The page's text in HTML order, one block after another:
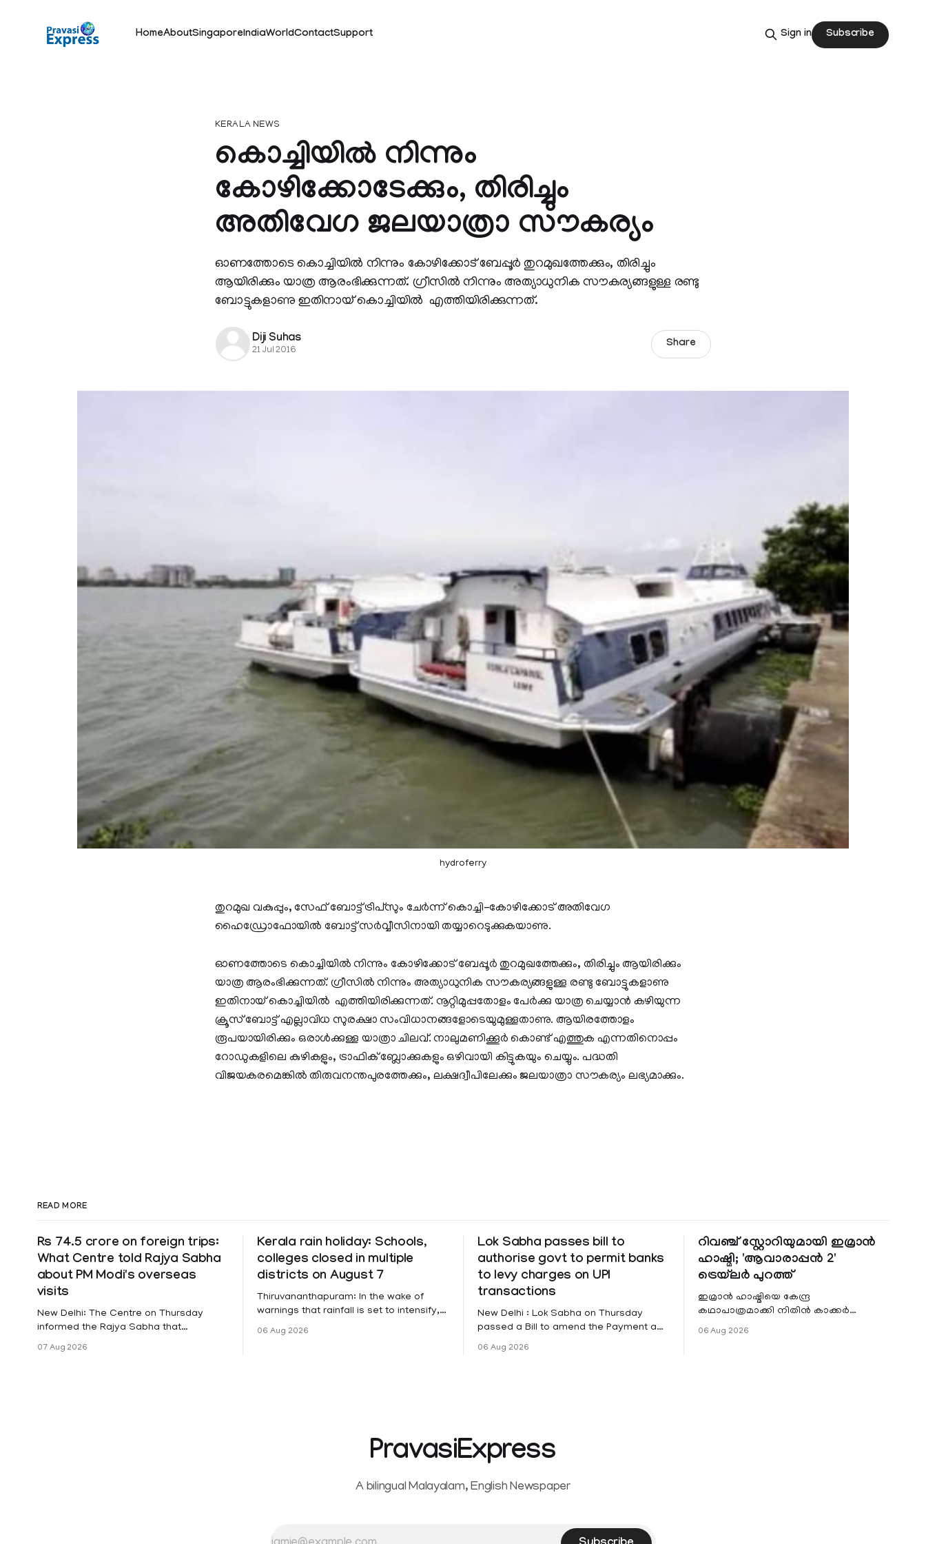
HomeAboutSingaporeIndiaWorldContactSupport Sign in Subscribe
KERALA NEWS
കൊച്ചിയില്‍ നിന്നും
കോഴിക്കോടേക്കും, തിരിച്ചും
അതിവേഗ ജലയാത്രാ സൗകര്യം
ഓണത്തോടെ കൊച്ചിയില്‍ നിന്നും കോഴിക്കോട്‌ ബേപ്പൂര്‍ തുറമുഖത്തേക്കും, തിരിച്ചും
ആയിരിക്കും യാത്ര ആരംഭിക്കുന്നത്‌. ഗ്രീസില്‍ നിന്നും അത്യാധുനിക സൗകര്യങ്ങളുള്ള രണ്ടു
ബോട്ടുകളാണു ഇതിനായ് കൊച്ചിയില്‍ ‌ എത്തിയിരിക്കുന്നത്‌.
Diji Suhas
21 Jul 2016
Share
hydroferry
തുറമുഖ വകുപ്പും, സേഫ്‌ ബോട്ട്‌ ട്രിപ്സും ചേര്‍ന്ന് കൊച്ചി-കോഴിക്കോട്‌ അതിവേഗ
ഹൈഡ്രോഫോയില്‍ ബോട്ട്‌ സര്‍വ്വീസിനായി തയ്യാറെടുക്കുകയാണു.
ഓണത്തോടെ കൊച്ചിയില്‍ നിന്നും കോഴിക്കോട്‌ ബേപ്പൂര്‍ തുറമുഖത്തേക്കും, തിരിച്ചും ആയിരിക്കും
യാത്ര ആരംഭിക്കുന്നത്‌. ഗ്രീസില്‍ നിന്നും അത്യാധുനിക സൗകര്യങ്ങളുള്ള രണ്ടു ബോട്ടുകളാണു
ഇതിനായ് കൊച്ചിയില്‍ ‌ എത്തിയിരിക്കുന്നത്‌. നൂറ്റിമുപ്പതോളം പേര്‍ക്കു യാത്ര ചെയ്യാൻ കഴിയുന്ന
ക്രൂസ്‌ ബോട്ട്‌ എല്ലാവിധ സുരക്ഷാ സംവിധാനങ്ങളോടെയുമുള്ളതാണു. ആയിരത്തോളം
രൂപയായിരിക്കും ഒരാള്‍ക്കുള്ള യാത്രാ ചിലവ്‌. നാലുമണിക്കൂര്‍ കൊണ്ട്‌ എത്തുക എന്നതിനൊപ്പം
റോഡുകളിലെ കുഴികളും, ട്രാഫിക്‌ ബ്ലോക്കുകളും ഒഴിവായി കിട്ടുകയും ചെയ്യും. പദ്ധതി
വിജയകരമെങ്കില്‍ തിരുവനന്തപുരത്തേക്കും, ലക്ഷദ്വീപിലേക്കും ജലയാത്രാ സൗകര്യം ലഭ്യമാക്കും.
READ MORE
Rs 74.5 crore on foreign trips:
What Centre told Rajya Sabha
about PM Modi's overseas
visits
New Delhi: The Centre on Thursday
informed the Rajya Sabha that
Modi's foreign visits has crossed ₹74.5
07 Aug 2026
Kerala rain holiday: Schools,
colleges closed in multiple
districts on August 7
Thiruvananthapuram: In the wake of
warnings that rainfall is set to intensify,
Friday for educational institutions across
06 Aug 2026
Lok Sabha passes bill to
authorise govt to permit banks
to levy charges on UPI
transactions
New Delhi : Lok Sabha on Thursday
passed a Bill to amend the Payment and
authorises the government to permit
06 Aug 2026
റിവഞ്ച് സ്റ്റോറിയുമായി ഇമ്രാൻ
ഹാഷ്മി; 'ആവാരാപ്പൻ 2'
ട്രെയ്‌ലർ പുറത്ത്
ഇമ്രാൻ ഹാഷ്മിയെ കേന്ദ്ര
കഥാപാത്രമാക്കി നിതിൻ കാക്കർ
'ആവാരാപ്പൻ 2'. ഐഎംഡിബി പട്ടിക
06 Aug 2026
PravasiExpress
A bilingual Malayalam, English Newspaper